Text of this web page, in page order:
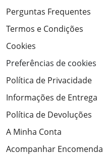
Perguntas Frequentes
Termos e Condições
Cookies
Preferências de cookies
Política de Privacidade
Informações de Entrega
Política de Devoluções
A Minha Conta
Acompanhar Encomenda